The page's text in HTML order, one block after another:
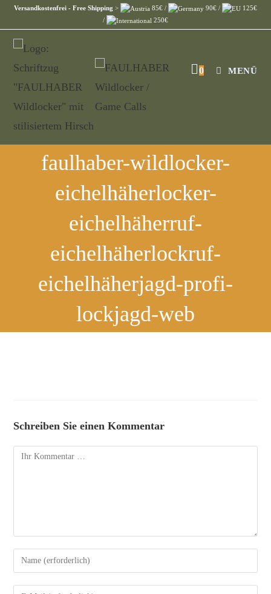
Versandkostenfrei - Free Shipping > 85€ / 90€ /
125€
/
250€
0 MENÜ
faulhaber-wildlocker-
eichelhäherlocker-
eichelhäherruf-
eichelhäherlockruf-
eichelhäherjagd-profi-
lockjagd-web
Schreiben Sie einen Kommentar